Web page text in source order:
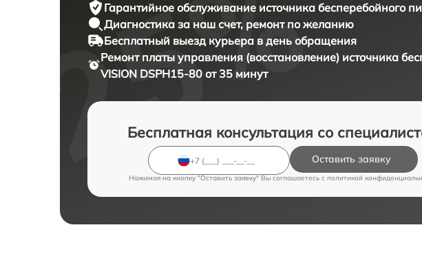
Гарантийное обслуживание источника бесперебойного
Диагностика за наш счет, ремонт по желанию
Бесплатный выезд курьера в день обращения
Ремонт платы управления (восстановление) источника
VISION DSPH15-80 от 35 минут
Бесплатная консультация со
Оставить заявку
Нажимая на кнопку "Оставить заявку" Вы соглашаетесь c политикой